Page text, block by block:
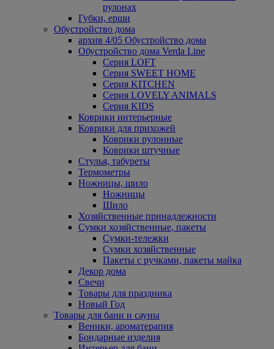
рулонах
Губки, ерши
Обустройство дома
архив 4/05 Обустройство дома
Обустройство дома Verda Line
Серия LOFT
Серия SWEET HOME
Серия KITCHEN
Серия LOVELY ANIMALS
Серия KIDS
Коврики интерьерные
Коврики для прихожей
Коврики рулонные
Коврики штучные
Стулья, табуреты
Термометры
Ножницы, шило
Ножницы
Шило
Хозяйственные принадлежности
Сумки хозяйственные, пакеты
Сумки-тележки
Сумки хозяйственные
Пакеты с ручками, пакеты майка
Декор дома
Свечи
Товары для праздника
Новый Год
Товары для бани и сауны
Веники, ароматерапия
Бондарные изделия